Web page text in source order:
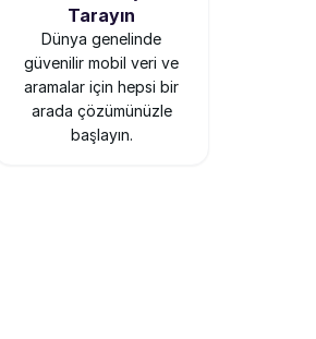
Tarayın
Dünya genelinde
güvenilir mobil veri ve
aramalar için hepsi bir
arada çözümünüzle
başlayın.